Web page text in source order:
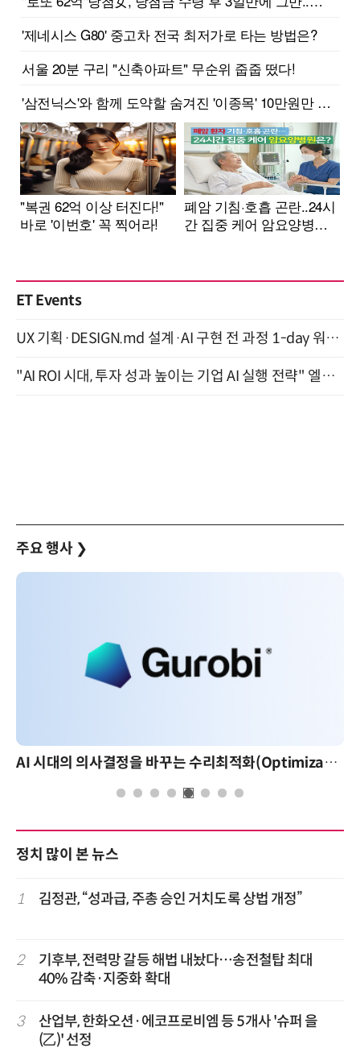
ET Events
UX 기획·DESIGN.md 설계·AI 구현 전 과정 1-day 워크숍 with Claude Code·Codex 9월 15일 개최
"AI ROI 시대, 투자 성과 높이는 기업 AI 실행 전략" 엘타워 6층 (9월 18일)
주요 행사 ❯
AI 시대의 의사결정을 바꾸는 수리최적화(Optimization): 실제 산업 적용 사례와 활용 전략
정치 많이 본 뉴스
1 김정관, “성과급, 주총 승인 거치도록 상법 개정”
2
기후부, 전력망 갈등 해법 내놨다…송전철탑 최대
40% 감축·지중화 확대
3
산업부, 한화오션·에코프로비엠 등 5개사 '슈퍼 을
(乙)' 선정